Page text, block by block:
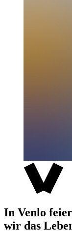
In Venlo
wir das